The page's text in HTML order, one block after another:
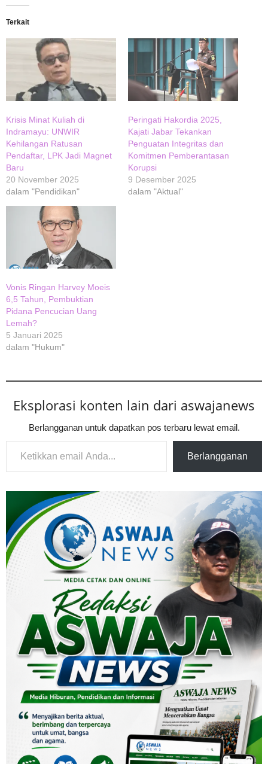
Terkait
Krisis Minat Kuliah di
Indramayu: UNWIR
Kehilangan Ratusan
Pendaftar, LPK Jadi Magnet
Baru
20 November 2025
dalam "Pendidikan"
Peringati Hakordia 2025,
Kajati Jabar Tekankan
Penguatan Integritas dan
Komitmen Pemberantasan
Korupsi
9 Desember 2025
dalam "Aktual"
Vonis Ringan Harvey Moeis
6,5 Tahun, Pembuktian
Pidana Pencucian Uang
Lemah?
5 Januari 2025
dalam "Hukum"
Eksplorasi konten lain dari aswajanews
Berlangganan untuk dapatkan pos terbaru lewat email.
Ketikkan email Anda...
Berlangganan